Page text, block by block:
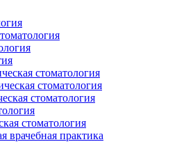
стоматология
стоматология
стоматология
стоматология
врачебная практика